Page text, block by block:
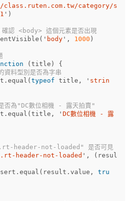
category/s
' )
認 <body> 這個元素是否出現
( ' body ' , 1000 )
( title )
{
料型別是否為字串
. equal ( typeof title , ' strin
否為"DC數位相機 - 露天拍賣"
. equal ( title , ' DC數位相機 - 露
header-not-loaded" 是否可見
.rt-header-not-loaded ' , ( resul
. equal ( result . value ,
tru